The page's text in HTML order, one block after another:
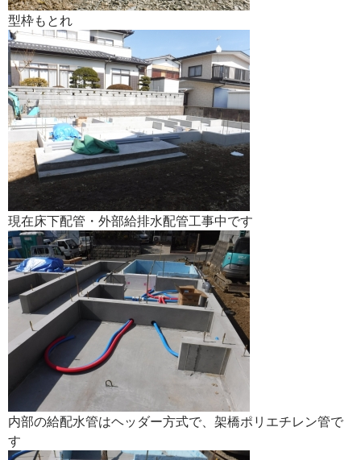
型枠もとれ
現在床下配管・外部給排水配管工事中です
内部の給配水管はヘッダー方式で、架橋ポリエチレン管で
す